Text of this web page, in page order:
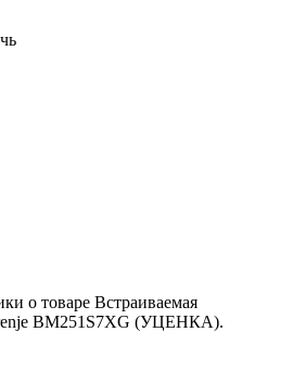
о товаре Встраиваемая
BM251S7XG (УЦЕНКА).